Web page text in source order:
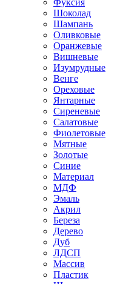
Фуксия
Шоколад
Шампань
Оливковые
Оранжевые
Вишневые
Изумрудные
Венге
Ореховые
Янтарные
Сиреневые
Салатовые
Фиолетовые
Мятные
Золотые
Синие
Материал
МДФ
Эмаль
Акрил
Береза
Дерево
Дуб
ЛДСП
Массив
Пластик